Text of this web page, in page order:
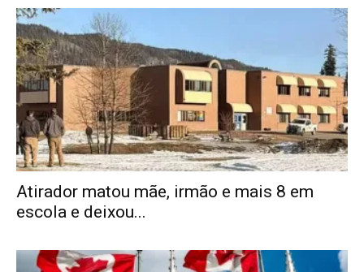
Atirador matou mãe, irmão e mais 8 em
escola e deixou...